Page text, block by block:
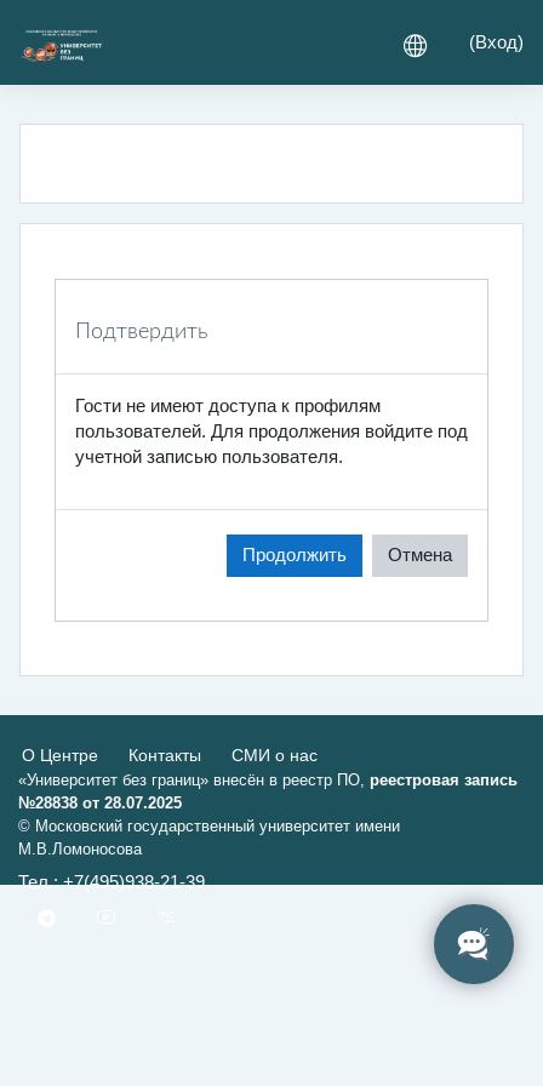
(Вход)
Подтвердить
Гости не имеют доступа к профилям
пользователей. Для продолжения войдите под
учетной записью пользователя.
Продолжить Отмена
О Центре Контакты СМИ о нас
«Университет без границ» внесён в реестр ПО, реестровая запись
№28838 от 28.07.2025
© Московский государственный университет имени
М.В.Ломоносова
Тел.: +7(495)938-21-39